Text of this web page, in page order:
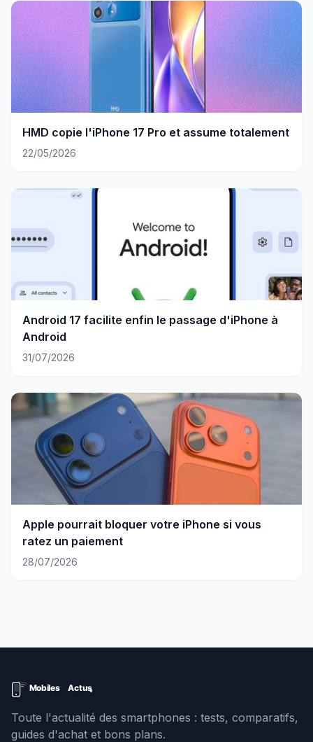
HMD copie l'iPhone 17 Pro et assume totalement
22/05/2026
Android 17 facilite enfin le passage d'iPhone à
Android
31/07/2026
Apple pourrait bloquer votre iPhone si vous
ratez un paiement
28/07/2026
Toute l'actualité des smartphones : tests, comparatifs,
guides d'achat et bons plans.